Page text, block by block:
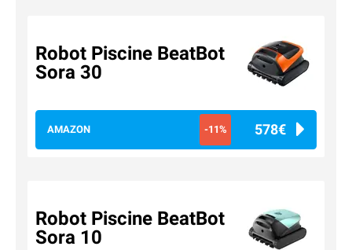
Robot Piscine BeatBot
Sora 30
AMAZON -11% 578€
Robot Piscine BeatBot
Sora 10